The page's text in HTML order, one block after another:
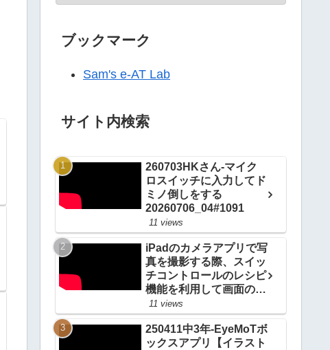
ブックマーク
Sam's e-AT Lab
サイト内検索
260703HKさん-マイク
ロスイッチに入力してド
ミノ倒しをする
20260706_04#1091
11 views
iPadのカメラアプリで写
真を撮影する際、スイッ
チコントロールのレシピ
機能を利用して画面のど
こをタップしてもシャッ
ターをきる方法
20200924_#0514
11 views
250411中3年-EyeMoTボ
ックスアプリ【イラスト